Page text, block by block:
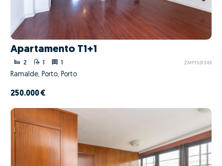
Apartamento T1+1
2 1 1 ZMPT591348
Ramalde, Porto, Porto
250.000 €